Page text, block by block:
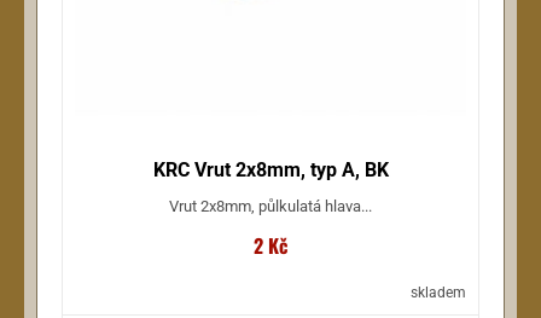
KRC Vrut 2x8mm, typ A, BK
Vrut 2x8mm, půlkulatá hlava...
2 Kč
skladem